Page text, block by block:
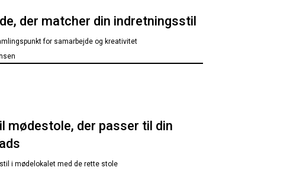
der matcher din indretningsstil
for samarbejde og kreativitet
mødestole, der passer til din
i mødelokalet med de rette stole